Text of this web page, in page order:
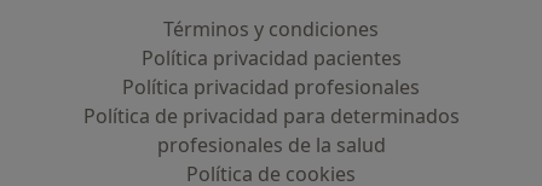
Términos y condiciones
Política privacidad pacientes
Política privacidad profesionales
Política de privacidad para determinados
profesionales de la salud
Política de cookies